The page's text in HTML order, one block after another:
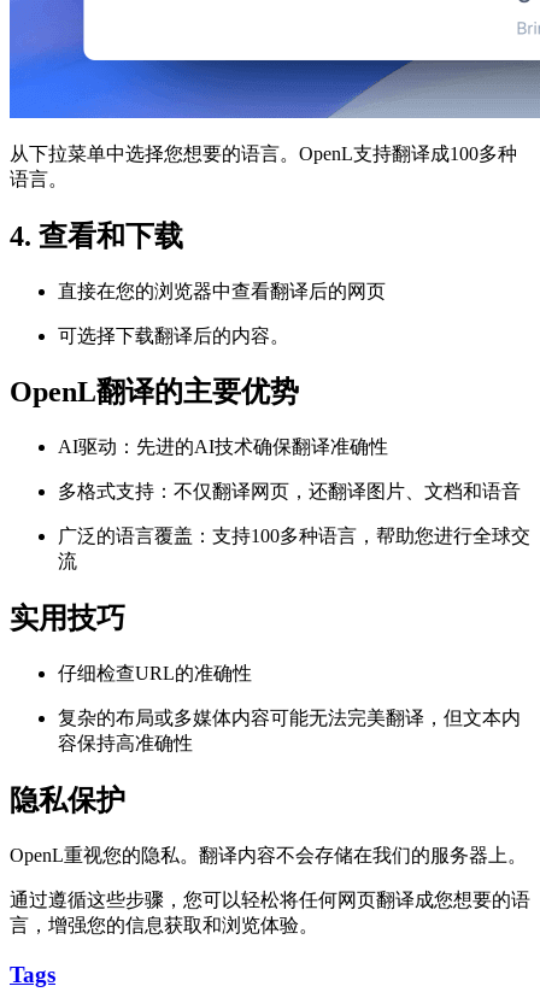
从下拉菜单中选择您想要的语言。OpenL支持翻译成100多种
语言。
4. 查看和下载
直接在您的浏览器中查看翻译后的网页
可选择下载翻译后的内容。
OpenL翻译的主要优势
AI驱动：先进的AI技术确保翻译准确性
多格式支持：不仅翻译网页，还翻译图片、文档和语音
广泛的语言覆盖：支持100多种语言，帮助您进行全球交
流
实用技巧
仔细检查URL的准确性
复杂的布局或多媒体内容可能无法完美翻译，但文本内
容保持高准确性
隐私保护
OpenL重视您的隐私。翻译内容不会存储在我们的服务器上。
通过遵循这些步骤，您可以轻松将任何网页翻译成您想要的语
言，增强您的信息获取和浏览体验。
Tags